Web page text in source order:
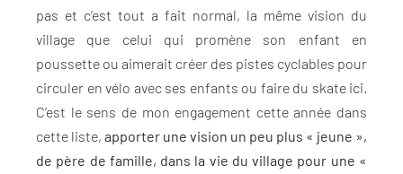
pas et c’est tout a fait normal, la même vision du
village que celui qui promène son enfant en
poussette ou aimerait créer des pistes cyclables pour
circuler en vélo avec ses enfants ou faire du skate ici.
C’est le sens de mon engagement cette année dans
cette liste, apporter une vision un peu plus « jeune »,
de père de famille, dans la vie du village pour une «